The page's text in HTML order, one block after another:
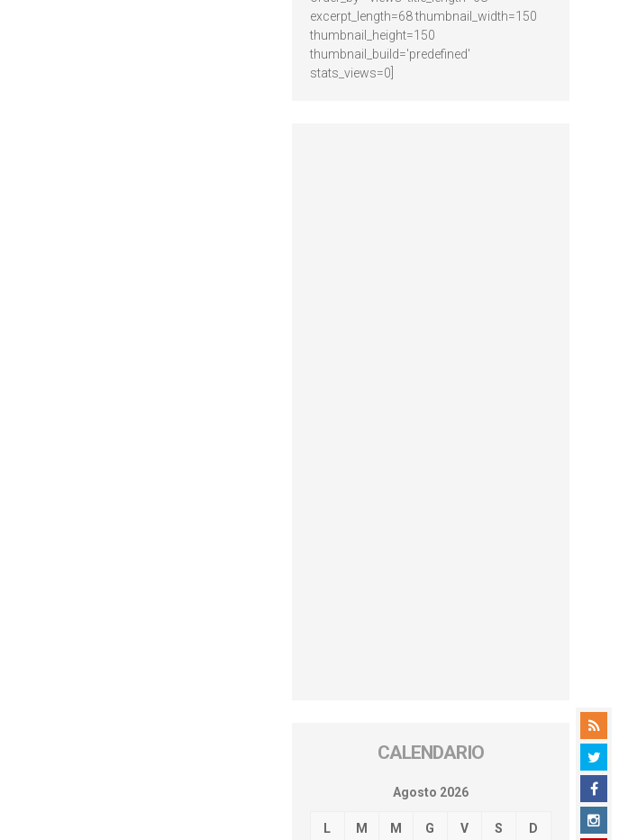
excerpt_length=68 thumbnail_width=150
thumbnail_height=150
thumbnail_build='predefined'
stats_views=0]
CALENDARIO
Agosto 2026
L M M G V S D